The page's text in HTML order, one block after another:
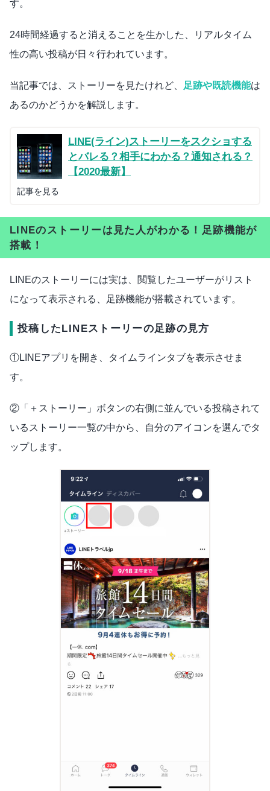
す。
24時間経過すると消えることを生かした、リアルタイム
性の高い投稿が日々行われています。
当記事では、ストーリーを見たけれど、 足跡や既読機能は
あるのかどうかを解説します。
LINE(ライン)ストーリーをスクショする
とバレる？相手にわかる？通知される？
【2020最新】
記事を見る
LINEのストーリーは見た人がわかる！足跡機能が
搭載！
LINEのストーリーには実は、閲覧したユーザーがリスト
になって表示される、足跡機能が搭載されています。
投稿したLINEストーリーの足跡の見方
①LINEアプリを開き、タイムラインタブを表示させま
す。
②「＋ストーリー」ボタンの右側に並んでいる投稿されて
いるストーリー一覧の中から、自分のアイコンを選んでタ
ップします。